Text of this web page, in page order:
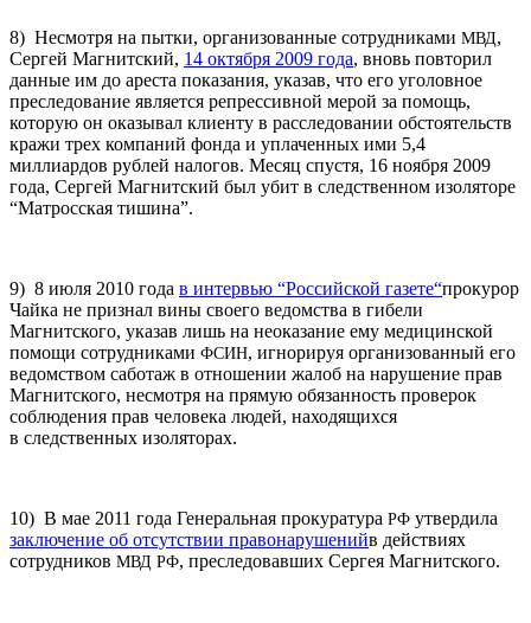
8) Несмотря на пытки, организованные сотрудниками МВД,
Сергей Магнитский, 14 октября 2009 года, вновь повторил
данные им до ареста показания, указав, что его уголовное
преследование является репрессивной мерой за помощь,
которую он оказывал клиенту в расследовании обстоятельств
кражи трех компаний фонда и уплаченных ими 5,4
миллиардов рублей налогов. Месяц спустя, 16 ноября 2009
года, Сергей Магнитский был убит в следственном изоляторе
“Матросская тишина”.
9) 8 июля 2010 года в интервью “Российской газете“прокурор
Чайка не признал вины своего ведомства в гибели
Магнитского, указав лишь на неоказание ему медицинской
помощи сотрудниками ФСИН, игнорируя организованный его
ведомством саботаж в отношении жалоб на нарушение прав
Магнитского, несмотря на прямую обязанность проверок
соблюдения прав человека людей, находящихся
в следственных изоляторах.
10) В мае 2011 года Генеральная прокуратура РФ утвердила
заключение об отсутствии правонарушенийв действиях
сотрудников МВД РФ, преследовавших Сергея Магнитского.